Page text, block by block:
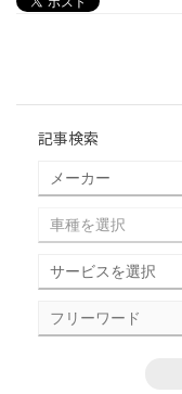
記事検索